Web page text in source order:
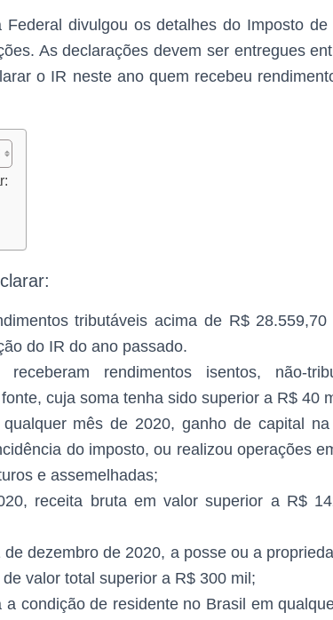
Federal divulgou os detalhes do Imposto
As declarações devem ser entregues
o IR neste ano quem recebeu
tributáveis acima de R$
do IR do ano passado.
receberam rendimentos isentos, não-
cuja soma tenha sido superior a R$ 40
mês de 2020, ganho de capital
do imposto, ou realizou operações
e assemelhadas;
receita bruta em valor superior a R$
dezembro de 2020, a posse ou a
valor total superior a R$ 300 mil;
a condição de residente no Brasil em